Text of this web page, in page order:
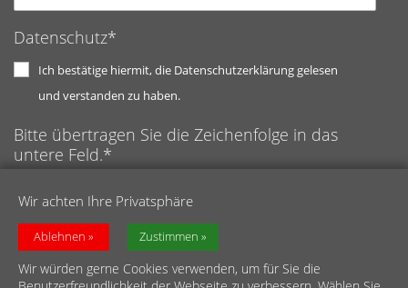
Wir achten Ihre Privatsphäre
Ablehnen Zustimmen
Wir würden gerne Cookies verwenden, um für Sie die
Datenschutz*
Ich bestätige hiermit, die Datenschutzerklärung gelesen
und verstanden zu haben.
Bitte übertragen Sie die Zeichenfolge in das
untere Feld.*
Hier klicken
Friendly